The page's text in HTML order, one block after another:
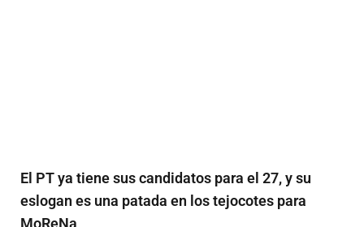
El PT ya tiene sus candidatos para el 27, y su
eslogan es una patada en los tejocotes para
MoReNa